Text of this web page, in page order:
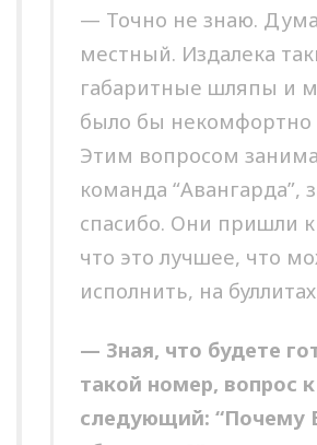
— Точно не знаю.
местный. Издалека
габаритные шляпы и
было бы некомфортно
Этим вопросом
команда “Авангарда”,
спасибо. Они пришли
что это лучшее, что
исполнить, на
— Зная, что будете
такой номер, вопрос
следующий: “Почему